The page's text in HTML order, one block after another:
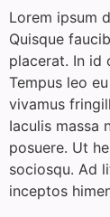
Lorem ipsum
Quisque
placerat. In id
Tempus leo
vivamus
Iaculis massa
posuere. Ut
sociosqu. Ad
inceptos